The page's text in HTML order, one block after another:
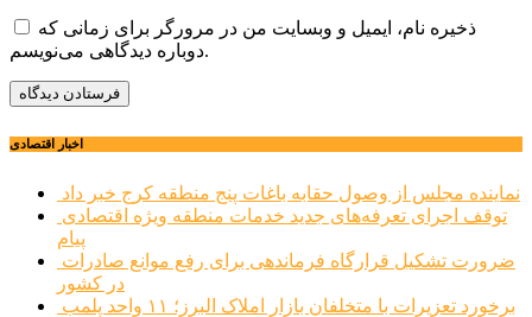
ذخیره نام، ایمیل و وبسایت من در مرورگر برای زمانی که
دوباره دیدگاهی می‌نویسم.
اخبار اقتصادی
نماینده مجلس از وصول حقابه باغات پنج منطقه کرج خبر داد
پیام
در کشور